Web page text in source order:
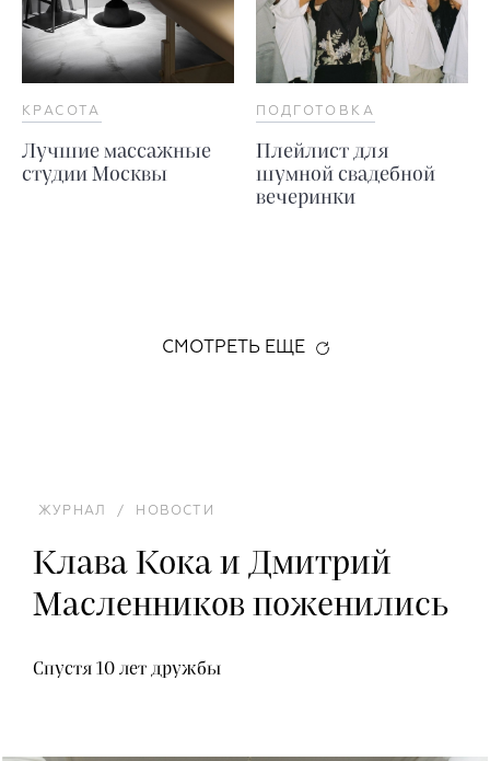
КРАСОТА
Лучшие массажные
студии Москвы
ПОДГОТОВКА
Плейлист для
шумной свадебной
вечеринки
СМОТРЕТЬ ЕЩЕ
ЖУРНАЛ / НОВОСТИ
Клава Кока и Дмитрий
Масленников поженились
Спустя 10 лет дружбы